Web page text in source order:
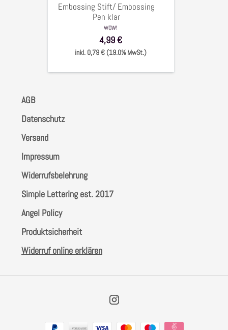
Embossing Stift/ Embossing
Pen klar
WOW!
4,99 €
inkl. 0,79 € (19.0% MwSt.)
AGB
Datenschutz
Versand
Impressum
Widerrufsbelehrung
Simple Lettering est. 2017
Angel Policy
Produktsicherheit
Widerruf online erklären
Zahlungsarten